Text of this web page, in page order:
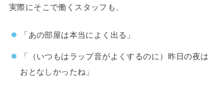
実際にそこで働くスタッフも、
「あの部屋は本当によく出る」
「（いつもはラップ音がよくするのに）昨日の夜は
おとなしかったね」